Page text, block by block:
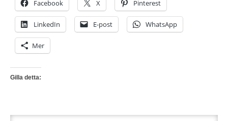
Facebook X Pinterest
LinkedIn E-post WhatsApp
Mer
Gilla detta: